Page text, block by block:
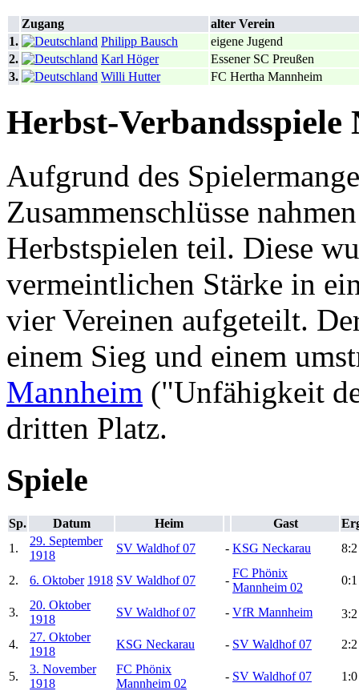
Zugang
alter Verein
1.
Philipp Bausch
eigene Jugend
2.
Karl Höger
Essener SC Preußen
3.
Willi Hutter FC Hertha Mannheim
Herbst-Verbandsspiele
Aufgrund des
Zusammenschlüsse
Herbstspielen teil. Diese
vermeintlichen Stärke in
vier Vereinen aufgeteilt.
einem Sieg und einem
Mannheim ("Unfähigkeit
dritten Platz.
Spiele
Sp. Datum Heim Gast
1.
29. September
1918
SV Waldhof 07 - KSG Neckarau 8:2
2. 6. Oktober 1918 SV Waldhof 07 -
FC Phönix
Mannheim 02
0:1
3.
20. Oktober
1918
SV Waldhof 07 - VfR Mannheim
4.
27. Oktober
1918
KSG Neckarau - SV Waldhof 07 2:2
5.
3. November
1918
FC Phönix
Mannheim 02
- SV Waldhof 07 1:0